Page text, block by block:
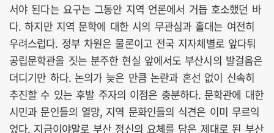
서야 된다는 요구는 그동안 지역 언론에서 거듭 호소했던 바
다. 하지만 지역 문학에 대한 시의 무관심과 홀대는 여전히
우려스럽다. 정부 차원은 물론이고 전국 지자체별로 앞다퉈
공립문학관을 짓는 분주한 현실 앞에서도 부산시의 발걸음은
더디기만 하다. 논의가 늦은 만큼 논란과 혼선 없이 신속히
추진할 수 있는 후발 주자의 이점은 충분하다. 문학관에 대한
시민과 문인들의 열망, 지역 문화인들의 식견은 이미 무르익
었다. 지금이야말로 부산 정신의 요체를 담은 제대로 된 부산